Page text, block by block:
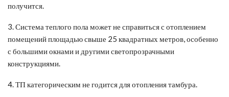
получится.
3. Система теплого пола может не справиться с отоплением
помещений площадью свыше 25 квадратных метров, особенно
с большими окнами и другими светопрозрачными
конструкциями.
4. ТП категорическим не годится для отопления тамбура.